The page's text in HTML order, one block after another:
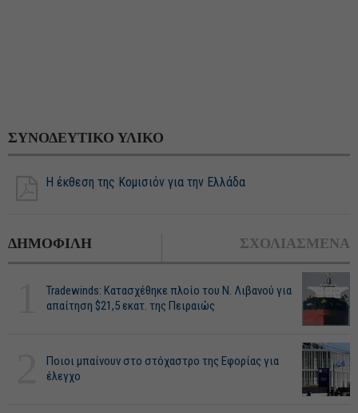
ΣΥΝΟΔΕΥΤΙΚΟ ΥΛΙΚΟ
Η έκθεση της Κομισιόν για την Ελλάδα
ΔΗΜΟΦΙΛΗ ΣΧΟΛΙΑΣΜΕΝΑ
Tradewinds: Κατασχέθηκε πλοίο του Ν. Λιβανού για
απαίτηση $21,5 εκατ. της Πειραιώς
Ποιοι μπαίνουν στο στόχαστρο της Εφορίας για
έλεγχο